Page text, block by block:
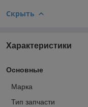
Скрыть
Характеристики
Основные
Марка
Тип запчасти